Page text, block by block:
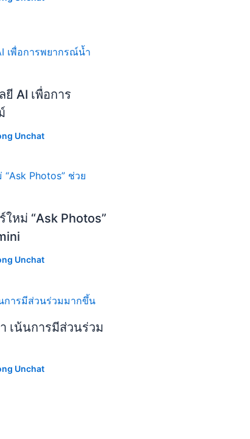
AI เพื่อการ
Unchat
หม่ “Ask Photos”
Unchat
เน้นการมีส่วนร่วม
Unchat